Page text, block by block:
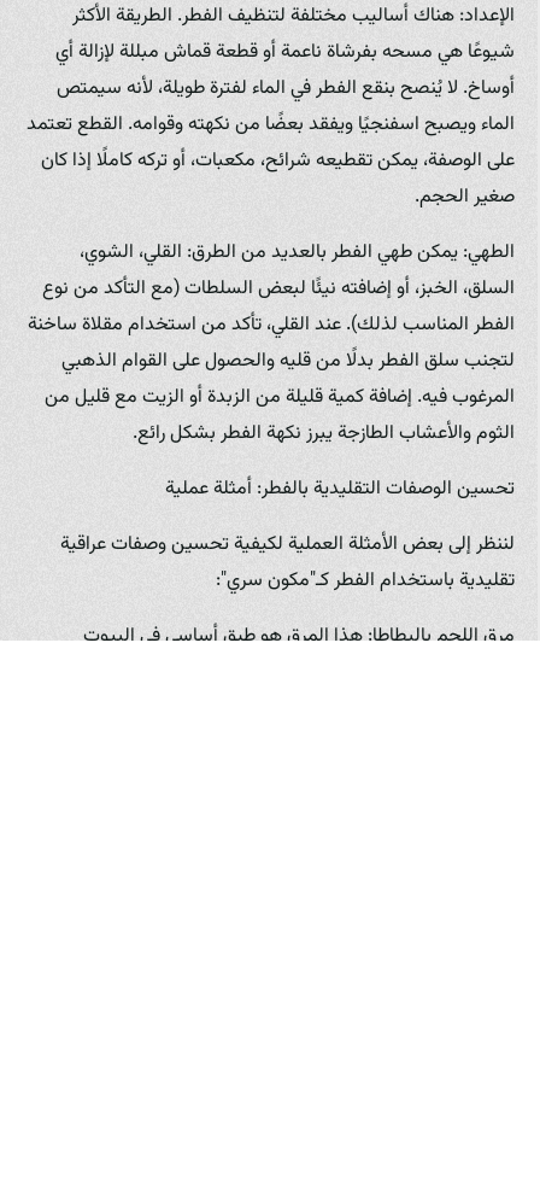
الإعداد: هناك أساليب مختلفة لتنظيف الفطر. الطريقة الأكثر
شيوعًا هي مسحه بفرشاة ناعمة أو قطعة قماش مبللة لإزالة أي
أوساخ. لا يُنصح بنقع الفطر في الماء لفترة طويلة، لأنه سيمتص
الماء ويصبح اسفنجيًا ويفقد بعضًا من نكهته وقوامه. القطع تعتمد
على الوصفة، يمكن تقطيعه شرائح، مكعبات، أو تركه كاملًا إذا كان
صغير الحجم.
الطهي: يمكن طهي الفطر بالعديد من الطرق: القلي، الشوي،
السلق، الخبز، أو إضافته نيئًا لبعض السلطات (مع التأكد من نوع
الفطر المناسب لذلك). عند القلي، تأكد من استخدام مقلاة ساخنة
لتجنب سلق الفطر بدلًا من قليه والحصول على القوام الذهبي
المرغوب فيه. إضافة كمية قليلة من الزبدة أو الزيت مع قليل من
الثوم والأعشاب الطازجة يبرز نكهة الفطر بشكل رائع.
تحسين الوصفات التقليدية بالفطر: أمثلة عملية
لننظر إلى بعض الأمثلة العملية لكيفية تحسين وصفات عراقية
تقليدية باستخدام الفطر كـ"مكون سري":
مرق اللحم بالبطاطا: هذا المرق هو طبق أساسي في البيوت